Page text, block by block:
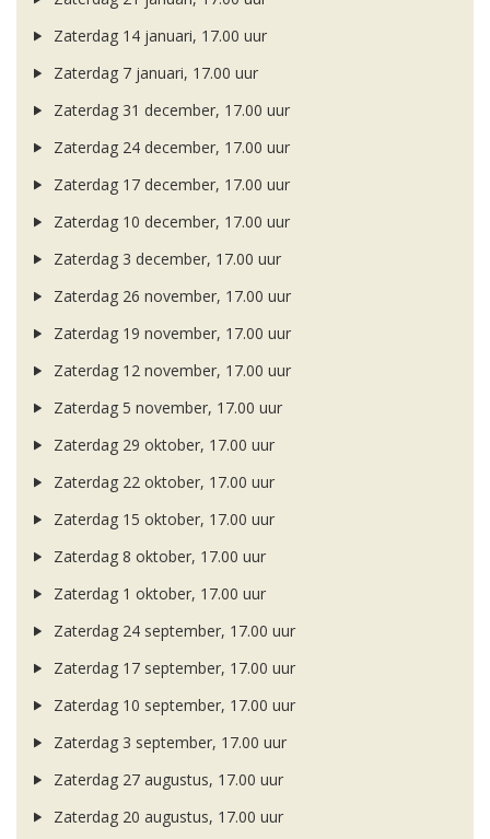
Zaterdag 14 januari, 17.00 uur
Zaterdag 7 januari, 17.00 uur
Zaterdag 31 december, 17.00 uur
Zaterdag 24 december, 17.00 uur
Zaterdag 17 december, 17.00 uur
Zaterdag 10 december, 17.00 uur
Zaterdag 3 december, 17.00 uur
Zaterdag 26 november, 17.00 uur
Zaterdag 19 november, 17.00 uur
Zaterdag 12 november, 17.00 uur
Zaterdag 5 november, 17.00 uur
Zaterdag 29 oktober, 17.00 uur
Zaterdag 22 oktober, 17.00 uur
Zaterdag 15 oktober, 17.00 uur
Zaterdag 8 oktober, 17.00 uur
Zaterdag 1 oktober, 17.00 uur
Zaterdag 24 september, 17.00 uur
Zaterdag 17 september, 17.00 uur
Zaterdag 10 september, 17.00 uur
Zaterdag 3 september, 17.00 uur
Zaterdag 27 augustus, 17.00 uur
Zaterdag 20 augustus, 17.00 uur